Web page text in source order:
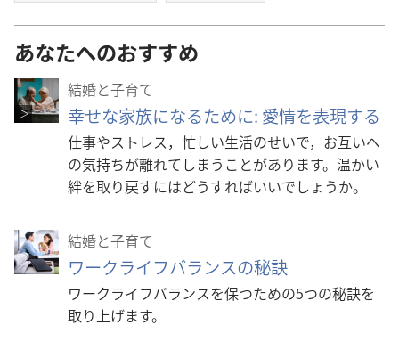
あなたへのおすすめ
結婚と子育て
幸せな家族になるために: 愛情を表現する
仕事やストレス，忙しい生活のせいで，お互いへ
の気持ちが離れてしまうことがあります。温かい
絆を取り戻すにはどうすればいいでしょうか。
結婚と子育て
ワークライフバランスの秘訣
ワークライフバランスを保つための5つの秘訣を
取り上げます。